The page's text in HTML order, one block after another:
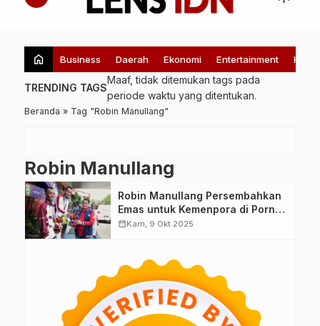
home Business Daerah Ekonomi Entertainment
TRENDING TAGS
Maaf, tidak ditemukan tags pada
periode waktu yang ditentukan.
Beranda » Tag "Robin Manullang"
Robin Manullang
Robin Manullang Persembahkan
Emas untuk Kemenpora di Pornas
Korpri XVII, Tunjukkan Dominasi
calendar_monthKam, 9 Okt 2025